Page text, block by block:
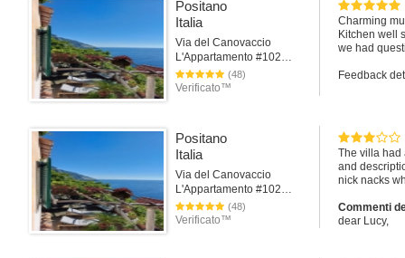
Posizione 5
Dintorni
Area riparata
Facile
Positano
Italia
Via del Canovaccio
L'Appartamento #102Positano
(48)
Verificato™
Charming
Kitchen well
we had
Feedback
Pulizia4
Accuratezza5
Positano
Italia
Via del Canovaccio
L'Appartamento #102Positano
(48)
Verificato™
The villa had
and
nick nacks
Commenti
dear Lucy,